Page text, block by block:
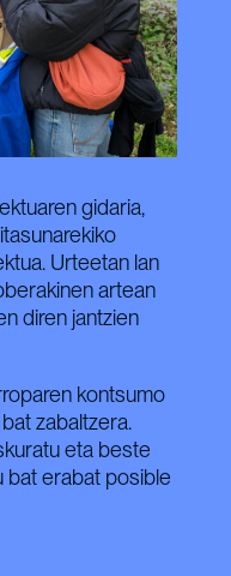
gidaria,
Urteetan lan
artean
diren jantzien
kontsumo
zabaltzera.
eta beste
bat erabat posible